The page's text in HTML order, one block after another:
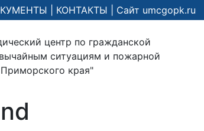
КОНТАКТЫ Сайт umcgopk.ru
центр по гражданской
ситуациям и пожарной
края"